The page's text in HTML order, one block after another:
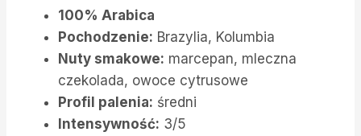
100% Arabica
Pochodzenie: Brazylia, Kolumbia
Nuty smakowe: marcepan, mleczna
czekolada, owoce cytrusowe
Profil palenia: średni
Intensywność: 3/5